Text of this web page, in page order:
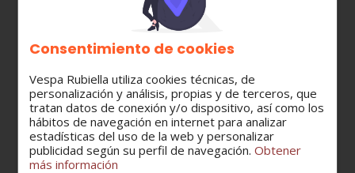
VESPINO NL/NLX/NXE/CLASSIC
CATEGORÍA:
Cantidad
Consentimiento de cookies
Vespa Rubiella utiliza cookies técnicas, de
personalización y análisis, propias y de terceros, que
tratan datos de conexión y/o dispositivo, así como los
hábitos de navegación en internet para analizar
estadísticas del uso de la web y personalizar
publicidad según su perfil de navegación.Obtener
más información